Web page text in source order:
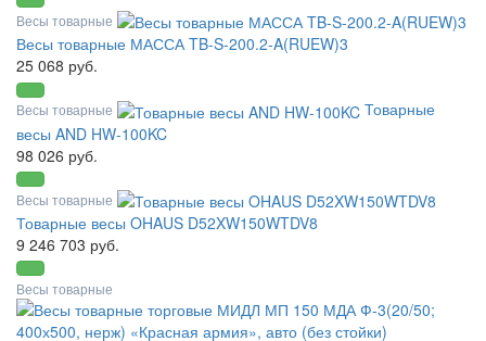
Весы товарные
Весы товарные МАССА TB-S-200.2-A(RUEW)3
25 068 руб.
Весы товарные
Товарные
весы AND HW-100KC
98 026 руб.
Весы товарные
Товарные весы OHAUS D52XW150WTDV8
9 246 703 руб.
Весы товарные